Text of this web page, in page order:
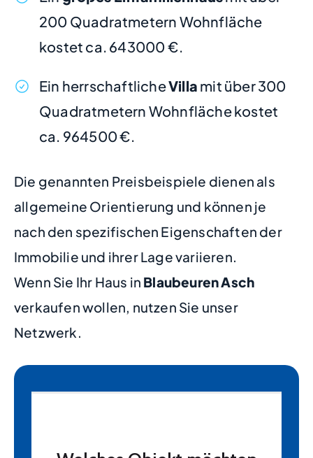
200 Quadratmetern Wohnfläche
kostet ca. 643000 €.
Ein herrschaftlicheVilla mit über 300
Quadratmetern Wohnfläche kostet
ca. 964500 €.
Die genannten Preisbeispiele dienen als
allgemeine Orientierung und können je
nach den spezifischen Eigenschaften der
Immobilie und ihrer Lage variieren.
Wenn Sie Ihr Haus in Blaubeuren Asch
verkaufen wollen, nutzen Sie unser
Netzwerk.